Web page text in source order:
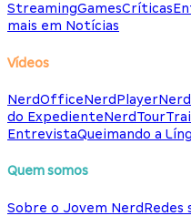
StreamingGamesCríticas
mais em Notícias
Vídeos
NerdOfficeNerdPlayer
do ExpedienteNerdTour
EntrevistaQueimando a
Quem somos
Sobre o Jovem NerdRedes